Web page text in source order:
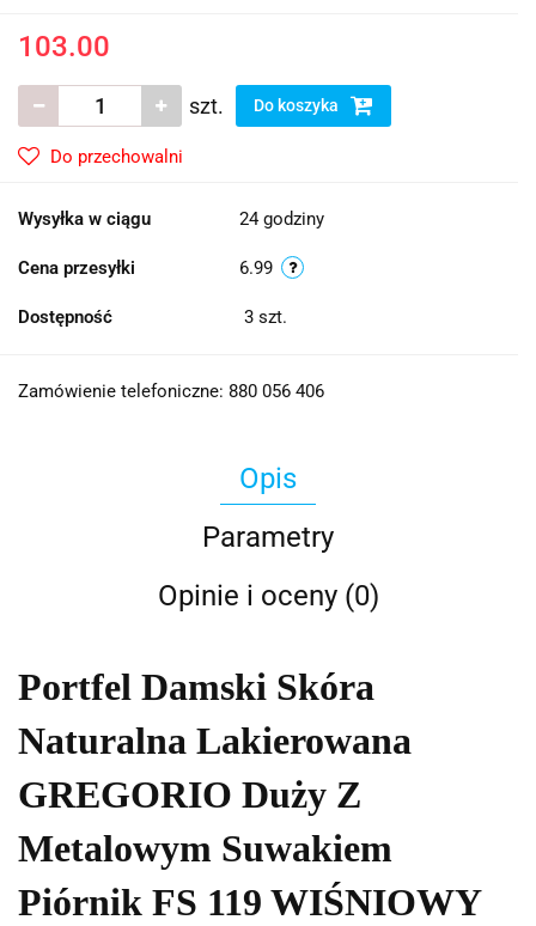
103.00
szt. Do koszyka
Do przechowalni
Wysyłka w ciągu 24 godziny
Cena przesyłki 6.99
Dostępność 3 szt.
Zamówienie telefoniczne: 880 056 406
Opis
Parametry
Opinie i oceny (0)
Portfel Damski Skóra
Naturalna Lakierowana
GREGORIO Duży Z
Metalowym Suwakiem
Piórnik FS 119 WIŚNIOWY